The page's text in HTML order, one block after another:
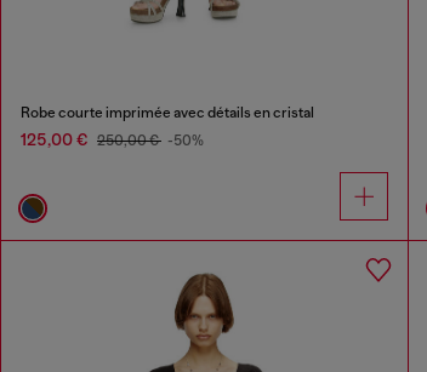
Robe courte imprimée avec détails en cristal
125,00 € 250,00 € -50%